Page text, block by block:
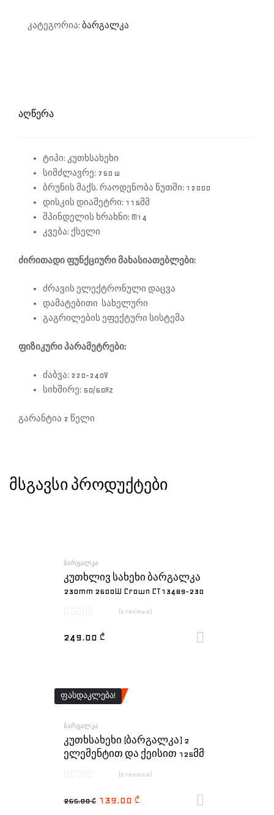
კატეგორია: ბარგალკა
ᲐᲦᲬᲔᲠᲐ
ტიპი: კუთხსახეხი
სიმძლავრე: 750 w
ბრუნის მაქს. რაოდენობა წუთში: 12000
დისკის დიამეტრი: 115მმ
შპინდელის ხრახნი: M14
კვება: ქსელი
ძირითადი ფუნქციური მახასიათებლები:
ძრავის ელექტრონული დაცვა
დამატებითი სახელური
გაგრილების ეფექტური სისტემა
ფიზიკური პარამეტრები:
ძაბვა: 220-240V
სიხშირე: 50/60Hz
გარანტია 2 წელი
ᲛᲡᲒᲐᲕᲡᲘ ᲞᲠᲝᲓᲣᲥᲢᲔᲑᲘ
ᲑᲐᲠᲒᲐᲚᲙᲐ
კუთხლივ სახეხი ბარგალკა
230mm 2600W Crown CT13489-230
(0 reviews)
249.00 ₾
ᲤᲐᲡᲓᲐᲙᲚᲔᲑᲐ!
ᲑᲐᲠᲒᲐᲚᲙᲐ
კუთხსახეხი (ბარგალკა) 2
ელემენტით და ქეისით 125მმ
(0 reviews)
265.00₾ 139.00 ₾